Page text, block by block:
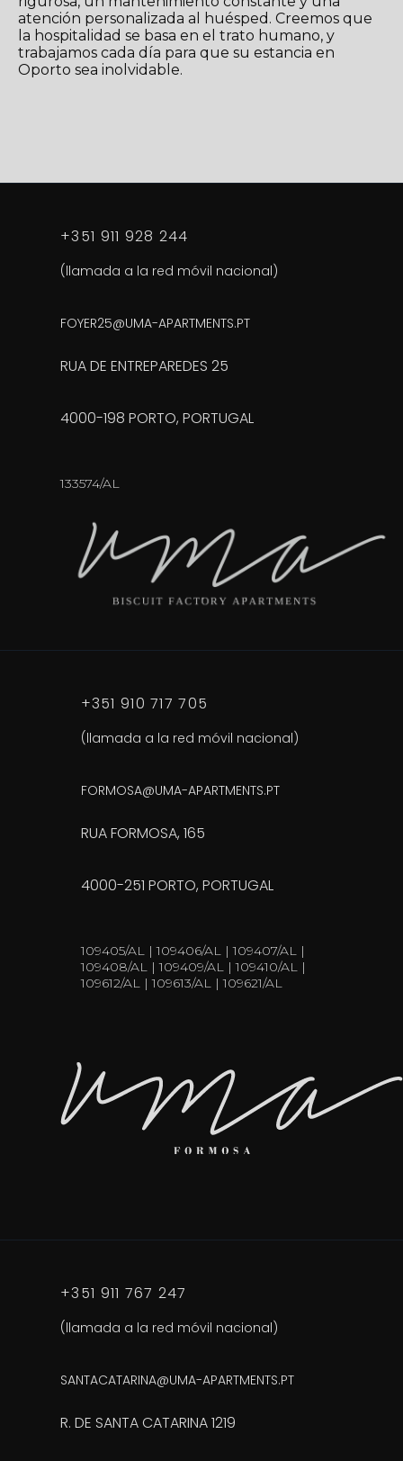
atención personalizada al huésped. Creemos que
la hospitalidad se basa en el trato humano, y
trabajamos cada día para que su estancia en
Oporto sea inolvidable.
+351 911 928 244
(llamada a la red móvil nacional)
FOYER25@UMA-APARTMENTS.PT
RUA DE ENTREPAREDES 25
4000-198 PORTO, PORTUGAL
133574/AL
+351 910 717 705
(llamada a la red móvil nacional)
FORMOSA@UMA-APARTMENTS.PT
RUA FORMOSA, 165
4000-251 PORTO, PORTUGAL
109405/AL | 109406/AL | 109407/AL |
109408/AL | 109409/AL | 109410/AL |
109612/AL | 109613/AL | 109621/AL
+351 911 767 247
(llamada a la red móvil nacional)
SANTACATARINA@UMA-APARTMENTS.PT
R. DE SANTA CATARINA 1219